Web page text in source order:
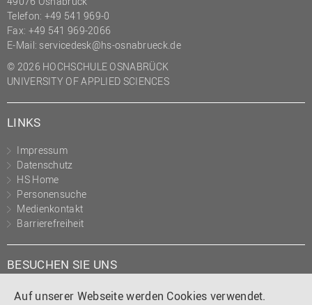
Auf unserer Webseite werden Cookies verwendet.
Telefon: +49 541 969-0
Fax: +49 541 969-2066
E-Mail: servicedesk@hs-osnabrueck.de
© 2026 HOCHSCHULE OSNABRÜCK
UNIVERSITY OF APPLIED SCIENCES
LINKS
Impressum
Datenschutz
HS Home
Personensuche
Medienkontakt
Barrierefreiheit
BESUCHEN SIE UNS
Instagram
TiktokLinkedIn
YouTube
Facebook